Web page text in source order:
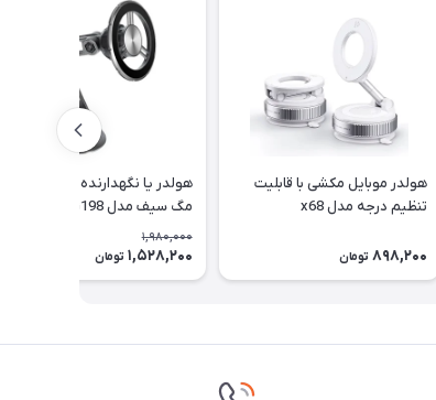
هولدر موبایل مکشی با قابلیت
تنظیم درجه مدل x68
898,200 تومان
هولدر یا نگهدارنده گوشی مگنتی
مگ سیف مدل G198
1,980,000
1,528,200 تومان